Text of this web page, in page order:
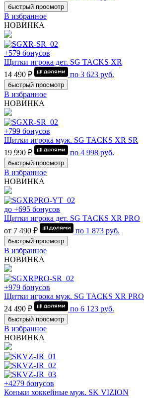
быстрый просмотр
В избранное
НОВИНКА
+579 бонусов
Щитки игрока дет. SG TACKS XR
14 490 ₽
по 3 623 руб.
быстрый просмотр
В избранное
НОВИНКА
+799 бонусов
Щитки игрока муж. SG TACKS XR SR
19 990 ₽
по 4 998 руб.
быстрый просмотр
В избранное
НОВИНКА
до +695 бонусов
Щитки игрока дет. SG TACKS XR PRO
от 7 490 ₽
по 1 873 руб.
быстрый просмотр
В избранное
НОВИНКА
+979 бонусов
Щитки игрока муж. SG TACKS XR PRO
24 490 ₽
по 6 123 руб.
быстрый просмотр
В избранное
НОВИНКА
+4279 бонусов
Коньки хоккейные муж. SK VIZION